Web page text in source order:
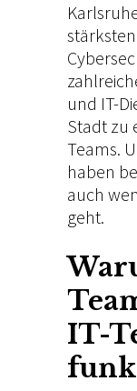
und IT-
Stadt zu
Teams.
haben
auch
geht.
IT-